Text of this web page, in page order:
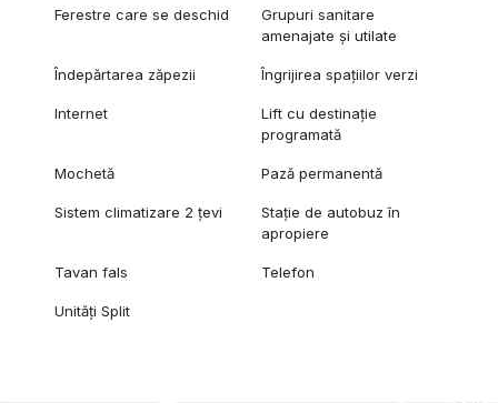
Ferestre care se deschid
Grupuri sanitare
amenajate și utilate
Îndepărtarea zăpezii Îngrijirea spațiilor verzi
Internet
Lift cu destinație
programată
Mochetă Pază permanentă
Sistem climatizare 2 țevi
Stație de autobuz în
apropiere
Tavan fals Telefon
Unități Split